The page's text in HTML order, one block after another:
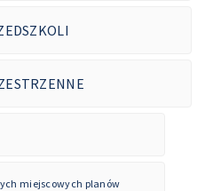
miejscowych planów